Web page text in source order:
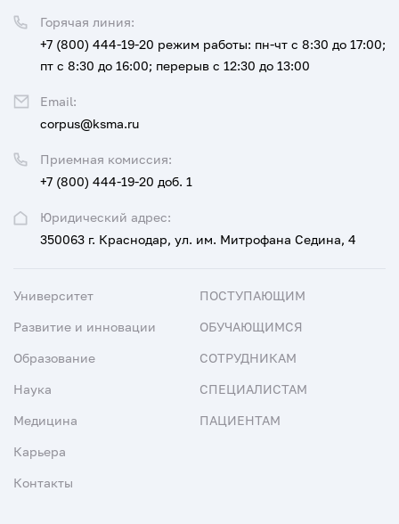
Юридический адрес:
350063 г. Краснодар, ул. им. Митрофана Седина, 4
Приемная комиссия:
+7 (800) 444-19-20 доб. 1
Горячая линия:
+7 (800) 444-19-20 режим работы: пн-чт с 8:30 до 17:00;
пт с 8:30 до 16:00; перерыв с 12:30 до 13:00
Email:
corpus@ksma.ru
Университет
Развитие и инновации
Образование
Наука
Медицина
Карьера
Контакты
ПОСТУПАЮЩИМ
ОБУЧАЮЩИМСЯ
СОТРУДНИКАМ
СПЕЦИАЛИСТАМ
ПАЦИЕНТАМ